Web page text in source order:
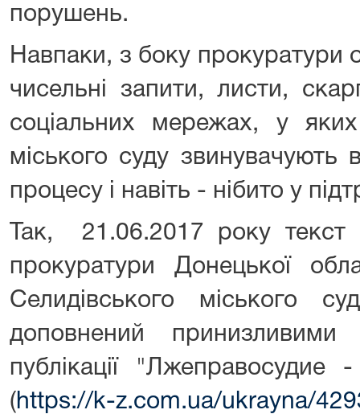
порушень.
Навпаки, з боку прокуратури
чисельні запити, листи,
соціальних мережах, у яких
міського суду звинувачують
процесу і навіть - нібито у
Так, 21.06.2017 року текст
прокуратури Донецької
Селидівського міського
доповнений
публікації
( https://k-z.com.ua/ukrayna/